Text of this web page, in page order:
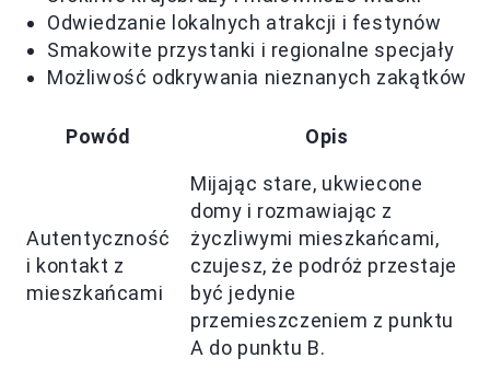
Odwiedzanie lokalnych atrakcji i festynów
Smakowite przystanki i regionalne specjały
Możliwość odkrywania nieznanych zakątków
Powód Opis
Autentyczność
i kontakt z
mieszkańcami
Mijając stare, ukwiecone
domy i rozmawiając z
życzliwymi mieszkańcami,
czujesz, że podróż przestaje
być jedynie
przemieszczeniem z punktu
A do punktu B.